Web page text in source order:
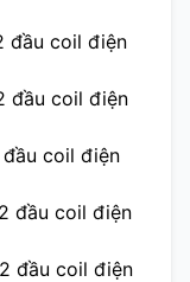
đầu coil điện
đầu coil điện
coil điện
đầu coil điện
đầu coil điện